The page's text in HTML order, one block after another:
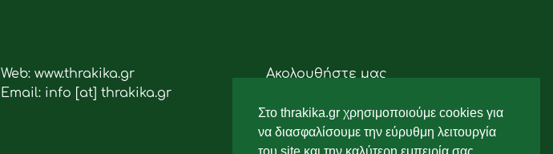
Στο thrakika.gr χρησιμοποιούμε cookies για
να διασφαλίσουμε την εύρυθμη λειτουργία
Web: www.thrakika.gr
Email: info [at] thrakika.gr
Ακολουθήστε μας